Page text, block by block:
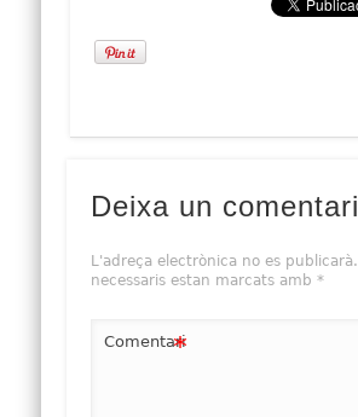
Deixa un comentari
L'adreça electrònica no es publicarà.
necessaris estan marcats amb *
Comentari
*